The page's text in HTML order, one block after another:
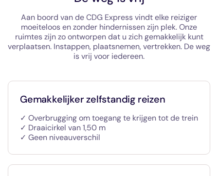
Aan boord van de CDG Express vindt elke reiziger
moeiteloos en zonder hindernissen zijn plek. Onze
ruimtes zijn zo ontworpen dat u zich gemakkelijk kunt
verplaatsen. Instappen, plaatsnemen, vertrekken. De weg
is vrij voor iedereen.
Gemakkelijker zelfstandig reizen
✓ Overbrugging om toegang te krijgen tot de trein
✓ Draaicirkel van 1,50 m
✓ Geen niveauverschil